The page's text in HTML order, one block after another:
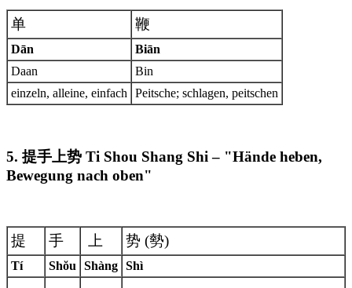
单 鞭
Dān
Biān
Daan
Bin
einzeln, alleine, einfach Peitsche; schlagen, peitschen
5. 提手上势 Ti Shou Shang Shi – "Hände heben,
Bewegung nach oben"
提 手 上 势 (勢)
Tí Shŏu Shàng Shì